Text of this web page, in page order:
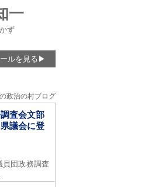
一
ず
ルを見る▶
政治の村ブログ
査会文部
議会に登
団政務調査